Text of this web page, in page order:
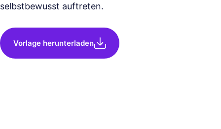
selbstbewusst auftreten.
Vorlage herunterladen